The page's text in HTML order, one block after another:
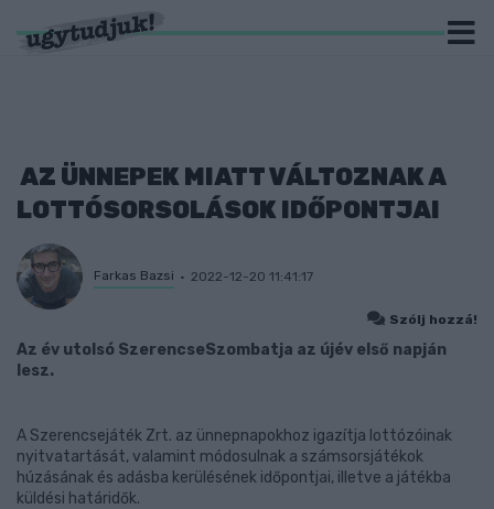
AZ ÜNNEPEK MIATT VÁLTOZNAK A
LOTTÓSORSOLÁSOK IDŐPONTJAI
Farkas Bazsi 2022-12-20 11:41:17
Szólj hozzá!
Az év utolsó SzerencseSzombatja az újév első napján
lesz.
A Szerencsejáték Zrt. az ünnepnapokhoz igazítja lottózóinak
nyitvatartását, valamint módosulnak a számsorsjátékok
húzásának és adásba kerülésének időpontjai, illetve a játékba
küldési határidők.